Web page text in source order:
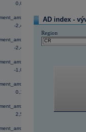
0,02
-2,41
-2,49
-1,06
0,19
2,54
AD index -
Region